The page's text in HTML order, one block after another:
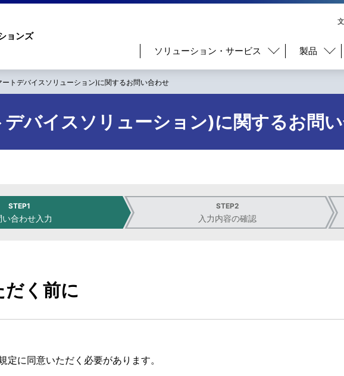
ョンズ
ゲ
ー
シ
ョ
ン
ソリューション・サービス 製品
ートデバイスソリューション)に関するお問い合わせ
バイスソリューション)に関するお問
STEP1
い合わせ入力
STEP2
入力内容の確認
だく前に
定に同意いただく必要があります。